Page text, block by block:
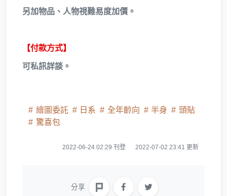
另加物品、人物視難易度加價。
【付款方式】
可私訊詳談。
繪圖委託 日系 全年齡向 半身
頭貼
驚喜包
2022-06-24 02:29 刊登 2022-07-02 23:41 更新
分享